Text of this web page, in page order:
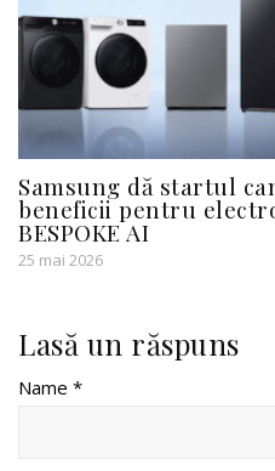
Samsung dă startul
beneficii pentru
BESPOKE AI
25 mai 2026
Lasă un răspuns
Name *